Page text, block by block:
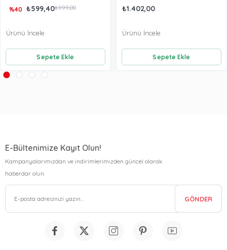
₺599,40₺999,00
%40
Sepete Ekle
Ürünü İncele
₺1.402,00
Sepete Ekle
Ürünü İncele
E-Bültenimize Kayıt Olun!
Kampanyalarımızdan ve indirimlerimizden güncel olarak
haberdar olun.
GÖNDER